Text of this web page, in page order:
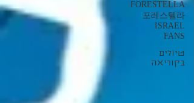
FORESTELLA
포레스텔라
ISRAEL
FANS
טיולים
בקוריאה